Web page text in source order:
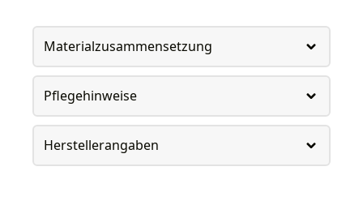
Materialzusammensetzung
Pflegehinweise
Herstellerangaben